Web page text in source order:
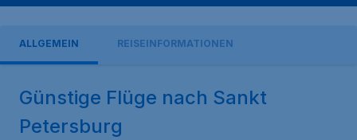
ALLGEMEIN REISEINFORMATIONEN
Günstige Flüge nach Sankt
Petersburg